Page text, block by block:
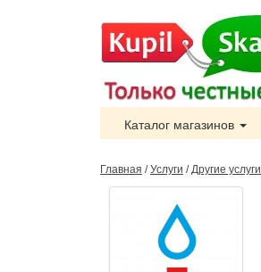
Каталог магазинов
Главная /Услуги /Другие услуги